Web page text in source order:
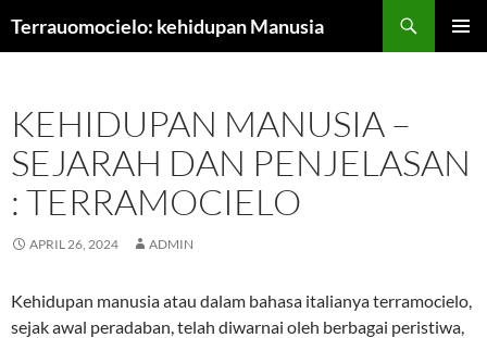
keTerrauomocielo: kehidupan Manusia
KEHIDUPAN MANUSIA –
SEJARAH DAN PENJELASAN
: TERRAMOCIELO
APRIL 26, 2024 ADMIN
Kehidupan manusia atau dalam bahasa italianya terramocielo,
sejak awal peradaban, telah diwarnai oleh berbagai peristiwa,